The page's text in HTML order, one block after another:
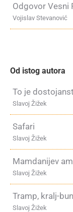
Odgovor Vesni
Vojislav Stevanović
Od istog autora
To je
Slavoj Žižek
Safari
Slavoj Žižek
Mamdanijev
Slavoj Žižek
Tramp, kralj-
Slavoj Žižek